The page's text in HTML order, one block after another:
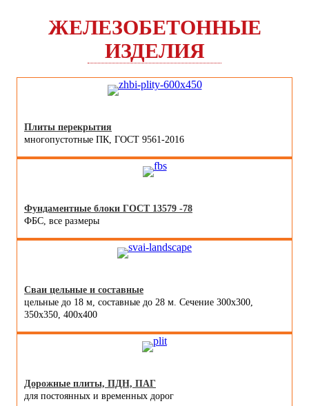
ЖЕЛЕЗОБЕТОННЫЕ
ИЗДЕЛИЯ
Плиты перекрытия
многопустотные ПК, ГОСТ 9561-2016
Фундаментные блоки ГОСТ 13579 -78
ФБС, все размеры
Сваи цельные и составные
цельные до 18 м, составные до 28 м. Сечение 300x300,
350x350, 400х400
Дорожные плиты, ПДН, ПАГ
для постоянных и временных дорог